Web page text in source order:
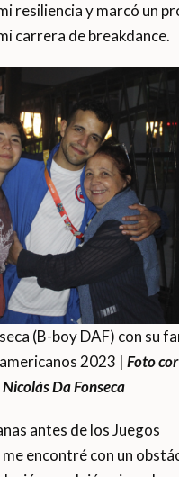
resiliencia y marcó un
carrera de breakdance.
(B-boy DAF) con su
2023 |Foto
Nicolás Da Fonseca
antes de los Juegos
encontré con un